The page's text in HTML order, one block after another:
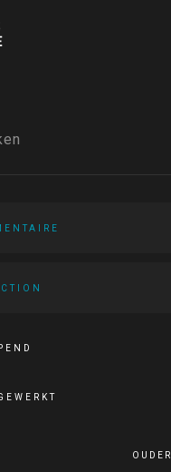
OUDER